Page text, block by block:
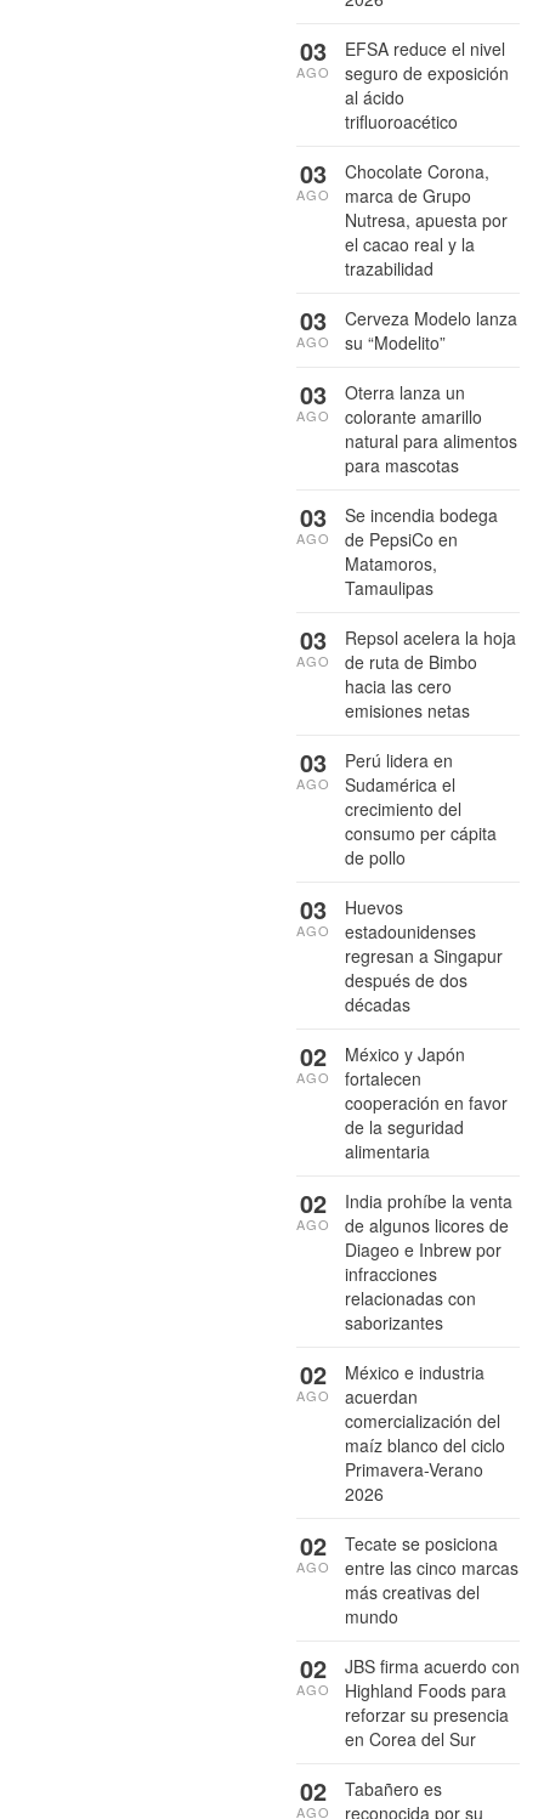
EFSA reduce el nivel
seguro de exposición
al ácido
trifluoroacético
03
AGO
Chocolate Corona,
marca de Grupo
Nutresa, apuesta por
el cacao real y la
trazabilidad
03
AGO
Cerveza Modelo lanza
su “Modelito”
03
AGO
Oterra lanza un
colorante amarillo
natural para alimentos
para mascotas
03
AGO
Se incendia bodega
de PepsiCo en
Matamoros,
Tamaulipas
03
AGO
Repsol acelera la hoja
de ruta de Bimbo
hacia las cero
emisiones netas
03
AGO
Perú lidera en
Sudamérica el
crecimiento del
consumo per cápita
de pollo
03
AGO
Huevos
estadounidenses
regresan a Singapur
después de dos
décadas
03
AGO
México y Japón
fortalecen
cooperación en favor
de la seguridad
alimentaria
02
AGO
India prohíbe la venta
de algunos licores de
Diageo e Inbrew por
infracciones
relacionadas con
saborizantes
02
AGO
México e industria
acuerdan
comercialización del
maíz blanco del ciclo
Primavera-Verano
2026
02
AGO
Tecate se posiciona
entre las cinco marcas
más creativas del
mundo
02
AGO
JBS firma acuerdo con
Highland Foods para
reforzar su presencia
en Corea del Sur
02
AGO
Tabañero es
reconocida por su
02
AGO